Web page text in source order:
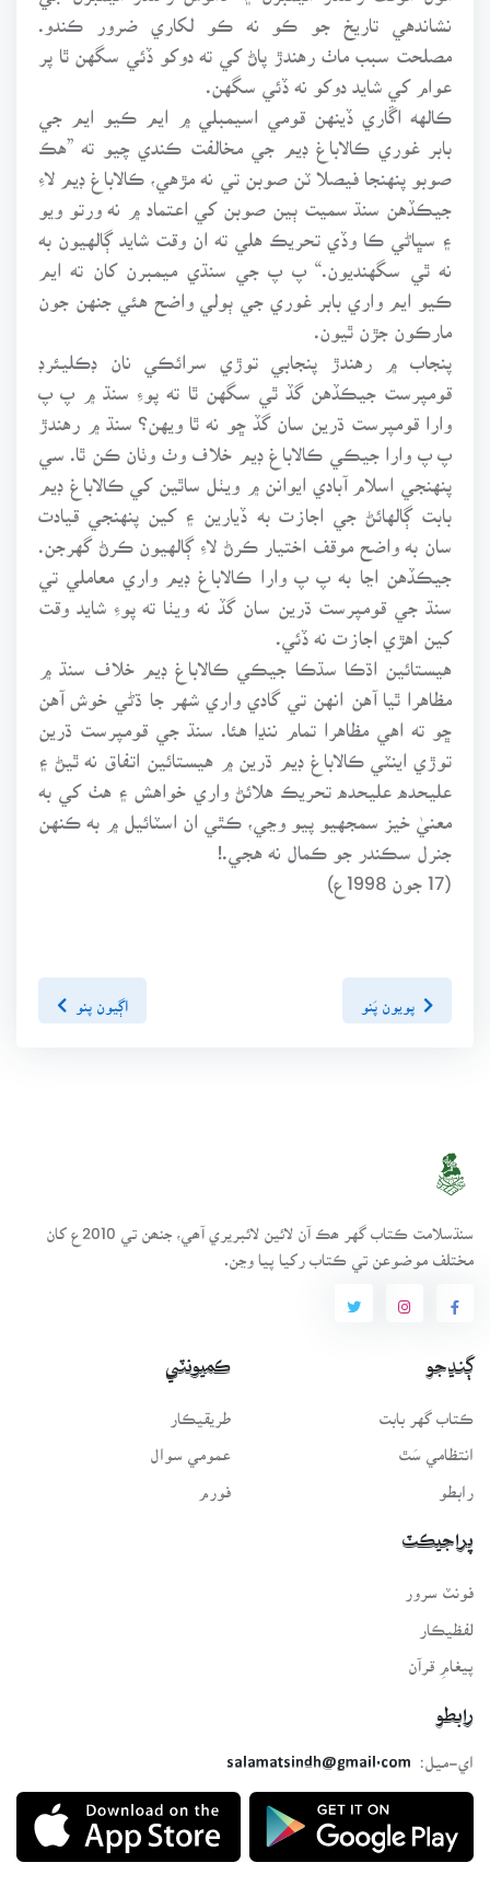
نشاندهي تاريخ جو ڪو نه ڪو لکاري ضرور ڪندو.
مصلحت سبب ماٺ رهندڙ پاڻ کي ته دوکو ڏئي سگهن ٿا پر
عوام کي شايد دوکو نه ڏئي سگهن.
ڪالهه اڱاري ڏينهن قومي اسيمبلي ۾ ايم ڪيو ايم جي
بابر غوري ڪالاباغ ڊيم جي مخالفت ڪندي چيو ته ”هڪ
صوبو پنهنجا فيصلا ٽن صوبن تي نه مڙهي، ڪالاباغ ڊيم لاءِ
جيڪڏهن سنڌ سميت ٻين صوبن کي اعتماد ۾ نه ورتو ويو
۽ سڀاڻي ڪا وڏي تحريڪ هلي ته ان وقت شايد ڳالهيون به
نه ٿي سگهنديون.“ پ پ جي سنڌي ميمبرن کان ته ايم
ڪيو ايم واري بابر غوري جي ٻولي واضح هئي جنهن جون
مارڪون جڙن ٿيون.
پنجاب ۾ رهندڙ پنجابي توڙي سرائڪي نان ڊڪليئرڊ
قومپرست جيڪڏهن گڏ ٿي سگهن ٿا ته پوءِ سنڌ ۾ پ پ
وارا قومپرست ڌرين سان گڏ ڇو نه ٿا ويهن؟ سنڌ ۾ رهندڙ
پ پ وارا جيڪي ڪالاباغ ڊيم خلاف وٺ وٺان ڪن ٿا. سي
پنهنجي اسلام آبادي ايوانن ۾ ويٺل ساٿين کي ڪالاباغ ڊيم
بابت ڳالهائڻ جي اجازت به ڏيارين ۽ کين پنهنجي قيادت
سان به واضح موقف اختيار ڪرڻ لاءِ ڳالهيون ڪرڻ گهرجن.
جيڪڏهن اڃا به پ پ وارا ڪالاباغ ڊيم واري معاملي تي
سنڌ جي قومپرست ڌرين سان گڏ نه ويٺا ته پوءِ شايد وقت
کين اهڙي اجازت نه ڏئي.
هيستائين اڌڪا سڌڪا جيڪي ڪالاباغ ڊيم خلاف سنڌ ۾
مظاهرا ٿيا آهن انهن تي گادي واري شهر جا ڌڻي خوش آهن
ڇو ته اهي مظاهرا تمام ننڍا هئا. سنڌ جي قومپرست ڌرين
توڙي اينٽي ڪالاباغ ڊيم ڌرين ۾ هيستائين اتفاق نه ٿيڻ ۽
عليحده عليحده تحريڪ هلائڻ واري خواهش ۽ هٺ کي به
معنيٰ خيز سمجهيو پيو وڃي، ڪٿي ان اسٽائيل ۾ به ڪنهن
جنرل سڪندر جو ڪمال نه هجي.!
(17 جون 1998ع)
اڳيون پنو
سنڌسلامت ڪتاب گهر ھڪ آن لائين لائبريري آھي، جنھن تي 2010ع کان
مختلف موضوعن تي ڪتاب رکيا پيا وڃن.
ڳنڍجو
ڪتاب گهر بابت
انتظامي سَٿ
رابطو
ڪميونٽي
طريقيڪار
عمومي سوال
فورم
پراجيڪٽ
فونٽ سرور
لفظيڪار
پيغامِ قرآن
رابطو
اي-ميل:
salamatsindh@gmail.com